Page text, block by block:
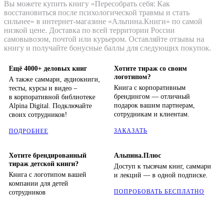
Вы можете купить книгу «Пересобрать себя: Как
восстановиться после психологической травмы и стать
сильнее» в интернет-магазине «Альпина.Книги» по самой
низкой цене. Доставка по всей территории России
самовывозом, почтой или курьером. Оставляйте отзывы на
книгу и получайте бонусные баллы для следующих покупок.
Ещё 4000+ деловых книг
А также саммари, аудиокниги,
тесты, курсы и видео –
в корпоративной библиотеке
Alpina Digital. Подключайте
своих сотрудников!
ПОДРОБНЕЕ
Хотите тираж со своим
логотипом?
Книга с корпоративным
брендингом — отличный
подарок вашим партнерам,
сотрудникам и клиентам.
ЗАКАЗАТЬ
Хотите брендированный
тираж детской книги?
Книга с логотипом вашей
компании для детей
сотрудников
Альпина.Плюс
Доступ к тысячам книг, саммари
и лекций — в одной подписке.
ПОПРОБОВАТЬ БЕСПЛАТНО